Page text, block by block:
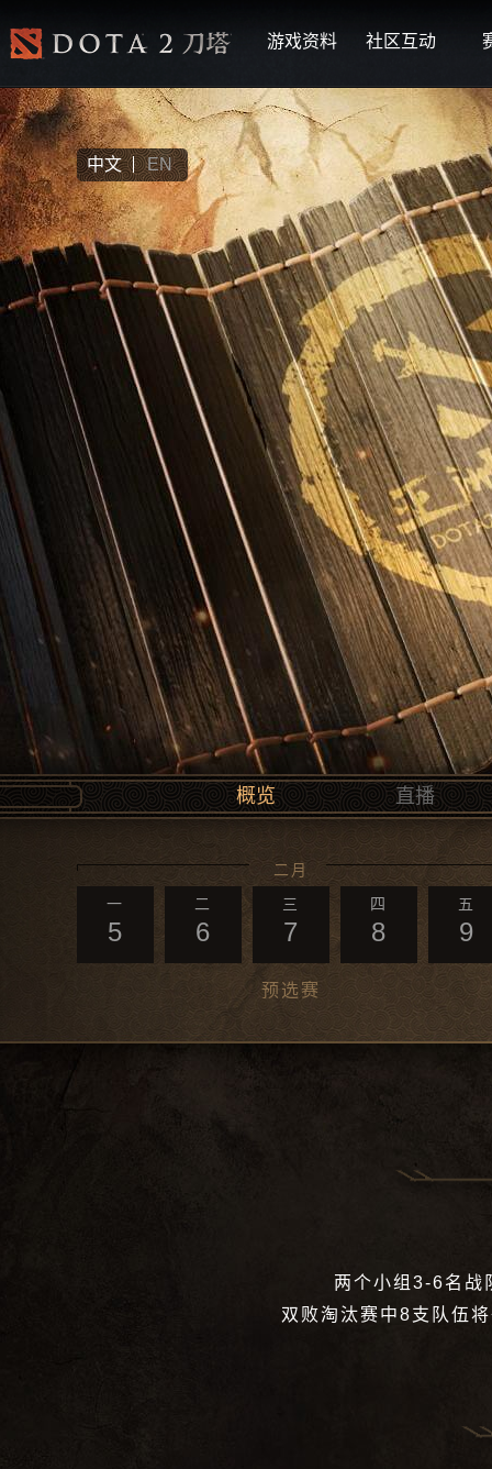
游戏资料 社区互动
中文 EN
概览 直播
二月
一
5
二
6
三
7
四
8
五
9
预选赛
两个小组3-6名战
双败淘汰赛中8支队伍